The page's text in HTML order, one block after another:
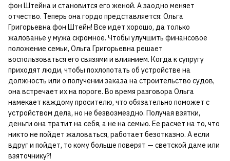
фон Штейна и становится его женой. А заодно меняет
отчество. Теперь она гордо представляется: Ольга
Григорьевна фон Штейн! Все идет хорошо, да только
жалованье у мужа скромное. Чтобы улучшить финансовое
положение семьи, Ольга Григорьевна решает
воспользоваться его связями и влиянием. Когда к супругу
приходят люди, чтобы похлопотать об устройстве на
должность или о получении заказа на строительство судов,
она встречает их на пороге. Во время разговора Ольга
намекает каждому просителю, что обязательно поможет с
устройством дела, но не безвозмездно. Получая взятки,
деньги она тратит на себя, а не на семью. Ее расчет на то, что
никто не пойдет жаловаться, работает безотказно. А если
вдруг и пойдет, то кому больше поверят — светской даме или
взяточнику?!